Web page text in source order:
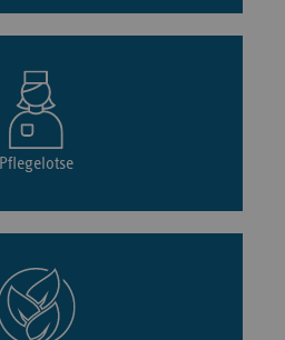
Pflegelotse